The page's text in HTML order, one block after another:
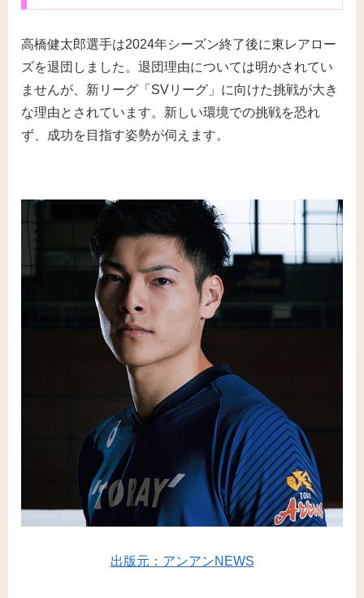
高橋健太郎選手は2024年シーズン終了後に東レアロー
ズを退団しました。退団理由については明かされてい
ませんが、新リーグ「SVリーグ」に向けた挑戦が大き
な理由とされています。新しい環境での挑戦を恐れ
ず、成功を目指す姿勢が伺えます。
出版元：アンアンNEWS